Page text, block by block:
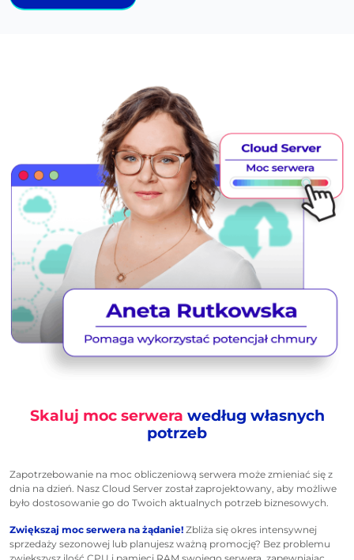
Skaluj moc serwera według własnych
potrzeb
Zapotrzebowanie na moc obliczeniową serwera może zmieniać się z
dnia na dzień. Nasz Cloud Server został zaprojektowany, aby możliwe
było dostosowanie go do Twoich aktualnych potrzeb biznesowych.
Zwiększaj moc serwera na żądanie! Zbliża się okres intensywnej
sprzedaży sezonowej lub planujesz ważną promocję? Bez problemu